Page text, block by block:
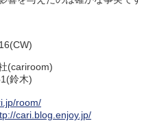
(cariroom)
鈴木)
room/
cari.blog.enjoy.jp/